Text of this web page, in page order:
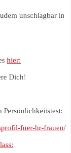
unschlagbar in
hier:
Dich!
Persönlichkeitstest:
fuer-hr-frauen/